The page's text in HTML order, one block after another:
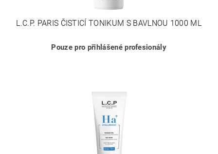
L.C.P. PARIS ČISTICÍ TONIKUM S BAVLNOU 1000 ML
Pouze pro přihlášené profesionály